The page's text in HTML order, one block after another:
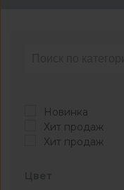
Новинка
Хит продаж
Хит продаж